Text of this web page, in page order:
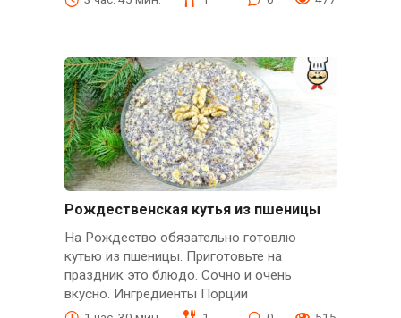
Рождественская кутья из пшеницы
На Рождество обязательно готовлю
кутью из пшеницы. Приготовьте на
праздник это блюдо. Сочно и очень
вкусно. Ингредиенты Порции